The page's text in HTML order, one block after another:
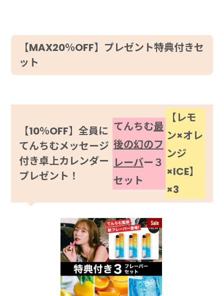
【MAX20％OFF】プレゼント特典付きセ
ット
【10％OFF】全員に
てんちむメッセージ
付き卓上カレンダー
プレゼント！
てんちむ最
後の幻のフ
レーバー３
セット
【レモ
ン×オレ
ンジ
×ICE】
×3